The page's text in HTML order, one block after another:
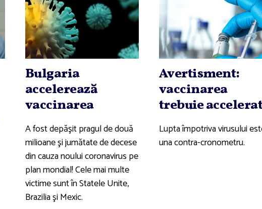
Bulgaria
accelerează
vaccinarea
A fost depăşit pragul de două
milioane şi jumătate de decese
din cauza noului coronavirus pe
plan mondial! Cele mai multe
victime sunt în Statele Unite,
Brazilia şi Mexic.
Avertisment:
vaccinarea
trebuie
Lupta împotriva virusului
una contra-cronometru.